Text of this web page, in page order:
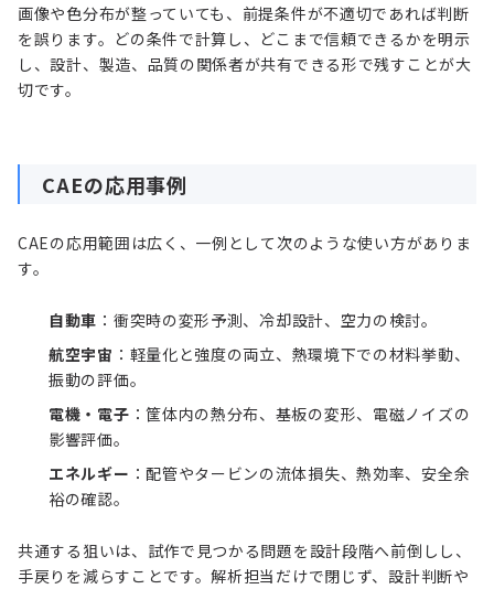
画像や色分布が整っていても、前提条件が不適切であれば判断
を誤ります。どの条件で計算し、どこまで信頼できるかを明示
し、設計、製造、品質の関係者が共有できる形で残すことが大
切です。
CAEの応用事例
CAEの応用範囲は広く、一例として次のような使い方がありま
す。
自動車 ：衝突時の変形予測、冷却設計、空力の検討。
航空宇宙 ：軽量化と強度の両立、熱環境下での材料挙動、
振動の評価。
電機・電子 ：筐体内の熱分布、基板の変形、電磁ノイズの
影響評価。
エネルギー ：配管やタービンの流体損失、熱効率、安全余
裕の確認。
共通する狙いは、試作で見つかる問題を設計段階へ前倒しし、
手戻りを減らすことです。解析担当だけで閉じず、設計判断や